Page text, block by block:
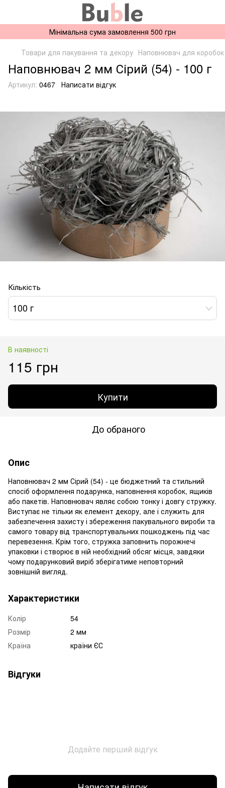
Мінімальна сума замовлення 500 грн
Товари для пакування та декору Наповнювач для
Наповнювач 2 мм Сірий (54) - 100 г
Артикул: 0467 Написати відгук
Кількість
100 г
В наявності
115 грн
Купити
До обраного
Опис
Наповнювач 2 мм Сірий (54) - це бюджетний та стильний
спосіб оформлення подарунка, наповнення коробок, ящиків
або пакетів. Наповнювач являє собою тонку і довгу стружку.
Виступає не тільки як елемент декору, але і служить для
забезпечення захисту і збереження пакувального вироби та
самого товару від транспортувальних пошкоджень під час
перевезення. Крім того, стружка заповнить порожнечі
упаковки і створює в ній необхідний обсяг місця, завдяки
чому подарунковий виріб зберігатиме неповторний
зовнішній вигляд.
Характеристики
Колір
54
Розмір
2 мм
Країна
країни ЄС
Відгуки
Додайте перший відгук